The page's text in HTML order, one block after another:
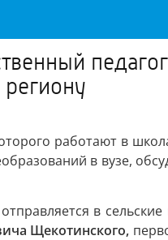
работают в
в вузе,
в
Щекотинского,